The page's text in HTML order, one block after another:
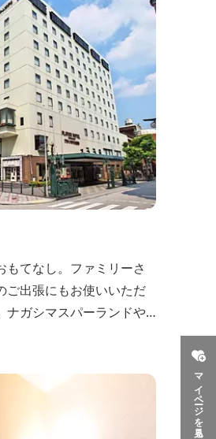
マイページを見る
てなし。ファミリーさ
ご出張にもお使いいただ
ナガシマスパーランドや
にも便利です。 和食、
から徒歩３分と、公共交
利です。